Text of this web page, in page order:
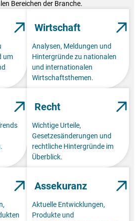
Bereichen der Branche.
um
Wirtschaft
Analysen, Meldungen und
Hintergründe zu nationalen
und internationalen
Wirtschaftsthemen.
Recht
Wichtige Urteile,
Gesetzesänderungen und
rechtliche Hintergründe im
Überblick.
Assekuranz
Aktuelle Entwicklungen,
Produkte und